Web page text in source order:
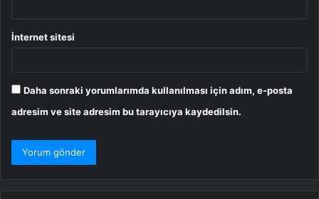
İnternet sitesi
Daha sonraki yorumlarımda kullanılması için adım, e-posta
adresim ve site adresim bu tarayıcıya kaydedilsin.